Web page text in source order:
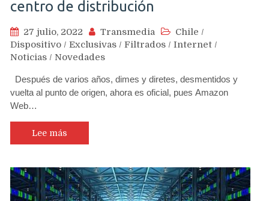
centro de distribución
27 julio, 2022 Transmedia Chile /
Dispositivo / Exclusivas / Filtrados / Internet /
Noticias / Novedades
Después de varios años, dimes y diretes, desmentidos y
vuelta al punto de origen, ahora es oficial, pues Amazon
Web…
Lee más